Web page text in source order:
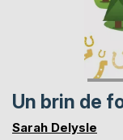
Un brin de
Sarah Delysle